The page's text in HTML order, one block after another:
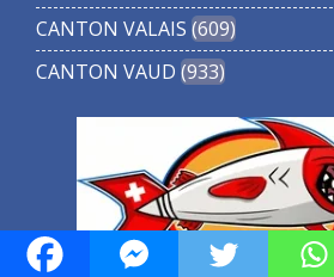
CANTON VALAIS 609
CANTON VAUD 933